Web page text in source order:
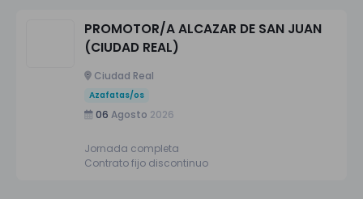
PROMOTOR/A ALCAZAR DE SAN JUAN
(CIUDAD REAL)
Ciudad Real
Azafatas/os
06 Agosto 2026
Jornada completa
Contrato fijo discontinuo